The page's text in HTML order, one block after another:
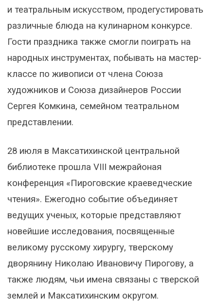
и театральным искусством, продегустировать
различные блюда на кулинарном конкурсе.
Гости праздника также смогли поиграть на
народных инструментах, побывать на мастер-
классе по живописи от члена Союза
художников и Союза дизайнеров России
Сергея Комкина, семейном театральном
представлении.
28 июля в Максатихинской центральной
библиотеке прошла VIII межрайоная
конференция «Пироговские краеведческие
чтения». Ежегодно событие объединяет
ведущих ученых, которые представляют
новейшие исследования, посвященные
великому русскому хирургу, тверскому
дворянину Николаю Ивановичу Пирогову, а
также людям, чьи имена связаны с тверской
землей и Максатихинским округом.